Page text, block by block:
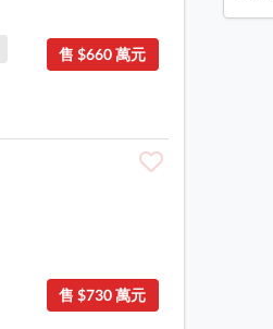
售 $660 萬元
售 $730 萬元